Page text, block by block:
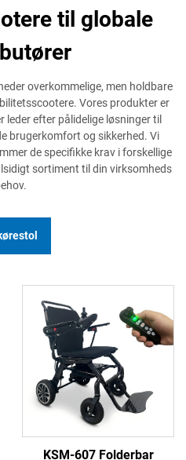
til globale
overkommelige, men holdbare
Vores produkter er
leder efter pålidelige løsninger til
brugerkomfort og sikkerhed. Vi
de specifikke krav i forskellige
sortiment til din virksomheds
KSM-607 Folderbar